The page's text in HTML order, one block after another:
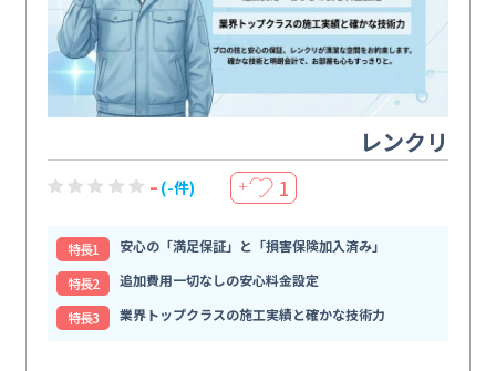
レンクリ
- (-件) ＋ 1
特⻑1
安心の「満足保証」と「損害保険加入済み」
特⻑2
追加費用一切なしの安心料金設定
特⻑3
業界トップクラスの施工実績と確かな技術力